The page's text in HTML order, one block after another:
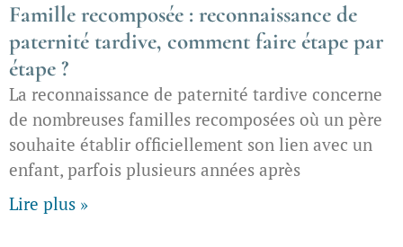
Famille recomposée : reconnaissance de
paternité tardive, comment faire étape par
étape ?
La reconnaissance de paternité tardive concerne
de nombreuses familles recomposées où un père
souhaite établir officiellement son lien avec un
enfant, parfois plusieurs années après
Lire plus »